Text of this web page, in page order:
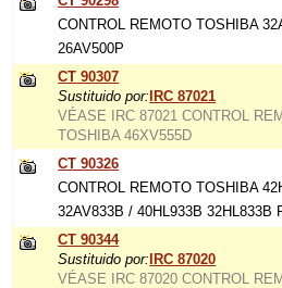
CONTROL REMOTO TOSHIBA
26AV500P
CT 90307
Sustituido por: IRC 87021
VÉASE IRC 87021 CONTROL
TOSHIBA 46XV555D
CT 90326
CONTROL REMOTO TOSHIBA
32AV833B / 40HL933B 32HL833B
CT 90344
Sustituido por: IRC 87020
VÉASE IRC 87020 CONTROL